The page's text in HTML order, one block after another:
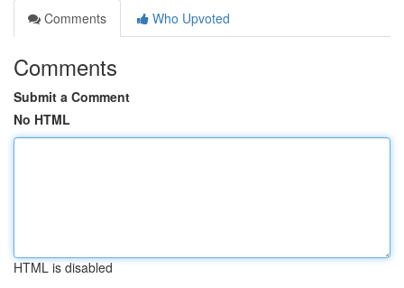
Comments
Who Upvoted
Comments
Submit a Comment
No HTML
HTML is disabled